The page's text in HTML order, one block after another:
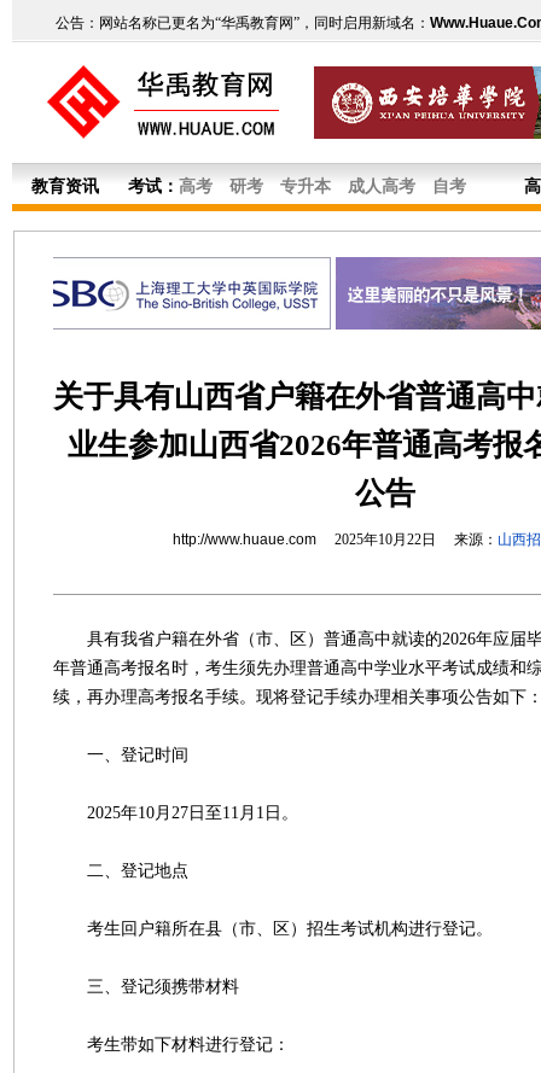
公告：网站名称已更名为“华禹教育网”，同时启用新域名：
教育资讯 考试： 高考 研考 专升本 成人高考 自考
关于具有山西省户籍在外省普通高
业生参加山西省2026年普通高考报
公告
http://www.huaue.com2025年10月22日 来源： 山西
具有我省户籍在外省（市、区）普通高中就读的2026年应届
年普通高考报名时，考生须先办理普通高中学业水平考试成绩和
续，再办理高考报名手续。现将登记手续办理相关事项公告如下
一、登记时间
2025年10月27日至11月1日。
二、登记地点
考生回户籍所在县（市、区）招生考试机构进行登记。
三、登记须携带材料
考生带如下材料进行登记：